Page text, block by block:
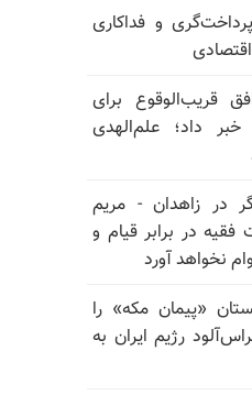
و فداکاری
قریب‌الوقوع برای
خبر داد؛ علم‌الهدی
در زاهدان - مریم
فقیه در برابر قیام و
نخواهد آورد
«پیمان مکه» را
رژیم ایران به